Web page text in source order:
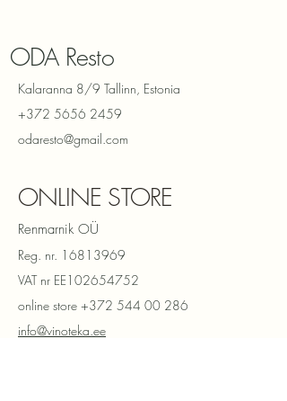
ODA Resto
Kalaranna 8/9 Tallinn, Estonia
+372 5656 2459
odaresto@gmail.com
ONLINE STORE
Renmarnik OÜ
Reg. nr. 16813969
VAT nr EE102654752
online store +372 544 00 286
info@vinoteka.ee